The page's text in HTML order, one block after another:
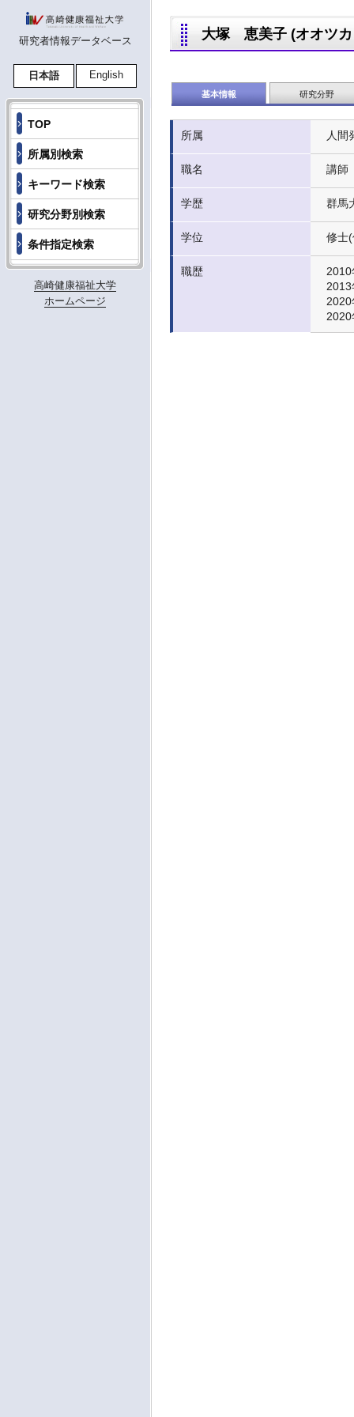
研究者情報データベース
日本語 English
TOP
所属別検索
キーワード検索
研究分野別検索
条件指定検索
高崎健康福祉大学
ホームページ
大塚 恵美子 (オオツ
基本情報 研究分野
所属 人間
職名 講師
学歴 群馬
学位 修士
職歴